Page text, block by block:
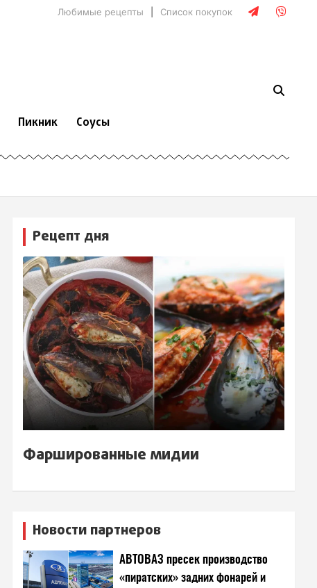
Любимые рецепты Список покупок
Пикник Соусы
Рецепт дня
Фаршированные мидии
Новости партнеров
АВТОВАЗ пресек производство
«пиратских» задних фонарей и